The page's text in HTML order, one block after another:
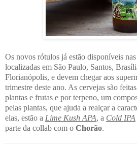
Os novos rótulos já estão disponíveis
localizadas em São Paulo, Santos,
Florianópolis, e devem chegar aos
trimestre deste ano. As cervejas são
plantas e frutas e por terpeno, um
pelas plantas, que ajuda a realçar a
elas, estão a Lime Kush APA, a Cold IPA
parte da collab com o Chorão.